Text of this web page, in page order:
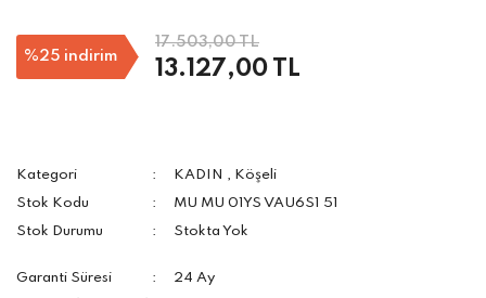
%25 indirim
17.503,00 TL
13.127,00 TL
Kategori KADIN , Köşeli
Stok Kodu
MU MU 01YS VAU6S1 51
Stok Durumu
Stokta Yok
Garanti Süresi 24 Ay